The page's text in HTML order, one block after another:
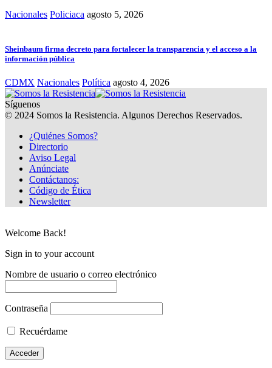
Nacionales Policiaca agosto 5, 2026
Sheinbaum firma decreto para fortalecer la transparencia y el acceso a la
información pública
CDMX Nacionales Política agosto 4, 2026
Síguenos
© 2024 Somos la Resistencia. Algunos Derechos Reservados.
¿Quiénes Somos?
Directorio
Aviso Legal
Anúnciate
Contáctanos:
Código de Ética
Newsletter
Welcome Back!
Sign in to your account
Nombre de usuario o correo electrónico
Contraseña
Recuérdame